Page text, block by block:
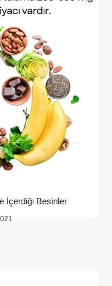
İçerdiği Besinler